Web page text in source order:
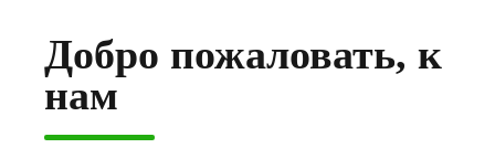
Добро пожаловать, к
нам